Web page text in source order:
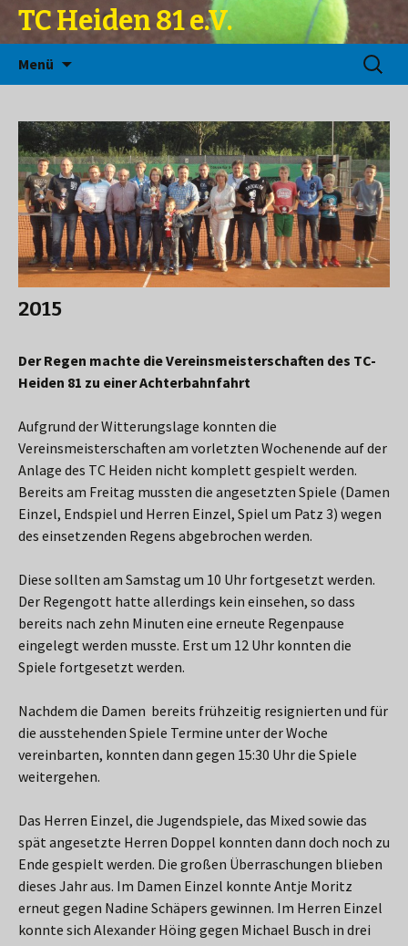
TC Heiden 81 e.V.
Menü
Suchen
nach:
2015
Der Regen machte die Vereinsmeisterschaften des TC-
Heiden 81 zu einer Achterbahnfahrt
Aufgrund der Witterungslage konnten die
Vereinsmeisterschaften am vorletzten Wochenende auf der
Anlage des TC Heiden nicht komplett gespielt werden.
Bereits am Freitag mussten die angesetzten Spiele (Damen
Einzel, Endspiel und Herren Einzel, Spiel um Patz 3) wegen
des einsetzenden Regens abgebrochen werden.
Diese sollten am Samstag um 10 Uhr fortgesetzt werden.
Der Regengott hatte allerdings kein einsehen, so dass
bereits nach zehn Minuten eine erneute Regenpause
eingelegt werden musste. Erst um 12 Uhr konnten die
Spiele fortgesetzt werden.
Nachdem die Damen bereits frühzeitig resignierten und für
die ausstehenden Spiele Termine unter der Woche
vereinbarten, konnten dann gegen 15:30 Uhr die Spiele
weitergehen.
Das Herren Einzel, die Jugendspiele, das Mixed sowie das
spät angesetzte Herren Doppel konnten dann doch noch zu
Ende gespielt werden. Die großen Überraschungen blieben
dieses Jahr aus. Im Damen Einzel konnte Antje Moritz
erneut gegen Nadine Schäpers gewinnen. Im Herren Einzel
konnte sich Alexander Höing gegen Michael Busch in drei